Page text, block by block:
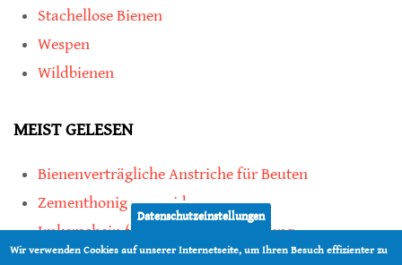
Stachellose Bienen
Wespen
Wildbienen
MEIST GELESEN
Bienenverträgliche Anstriche für Beuten
Zementhonig vermeiden
Imkerschein für Honigbienen-Haltung
Kauf von Mittelwänden ist Vertrauenssache
Datenschutzeinstellungen
Wir verwenden Cookies auf unserer Internetseite, um Ihren Besuch effizienter zu